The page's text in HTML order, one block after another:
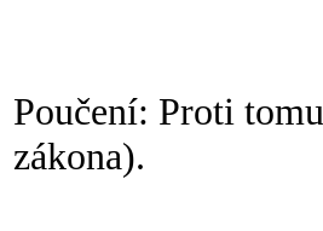
Poučení: Proti
zákona).